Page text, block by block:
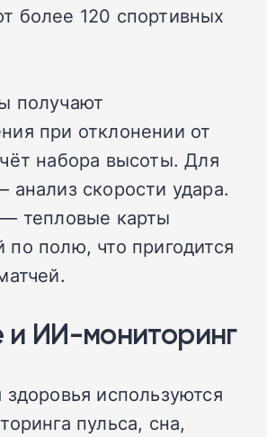
более 120 спортивных
получают
при отклонении от
набора высоты. Для
анализ скорости удара.
тепловые карты
полю, что пригодится
и ИИ-мониторинг
используются
пульса, сна,